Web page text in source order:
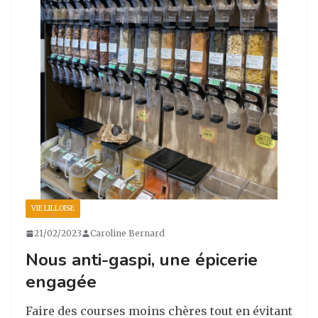
VIE LILLOISE
21/02/2023 Caroline Bernard
Nous anti-gaspi, une épicerie
engagée
Faire des courses moins chères tout en évitant